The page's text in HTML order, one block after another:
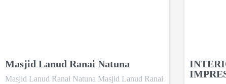
Masjid Lanud Ranai Natuna
Masjid Lanud Ranai Natuna Masjid Lanud Ranai